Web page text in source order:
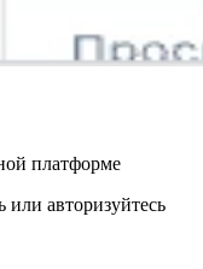
платформе
или авторизуйтесь